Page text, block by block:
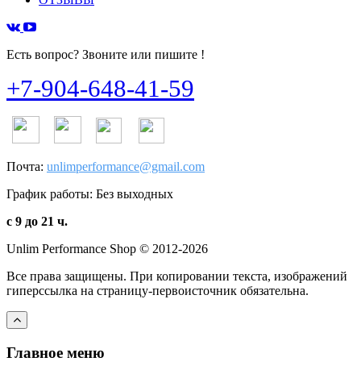
Есть вопрос? Звоните или пишите !
+7-904-648-41-59
Почта: unlimperformance@gmail.com
График работы: Без выходных
с 9 до 21 ч.
Unlim Performance Shop © 2012-2026
Все права защищены. При копировании текста, изображений
гиперссылка на страницу-первоисточник обязательна.
Главное меню